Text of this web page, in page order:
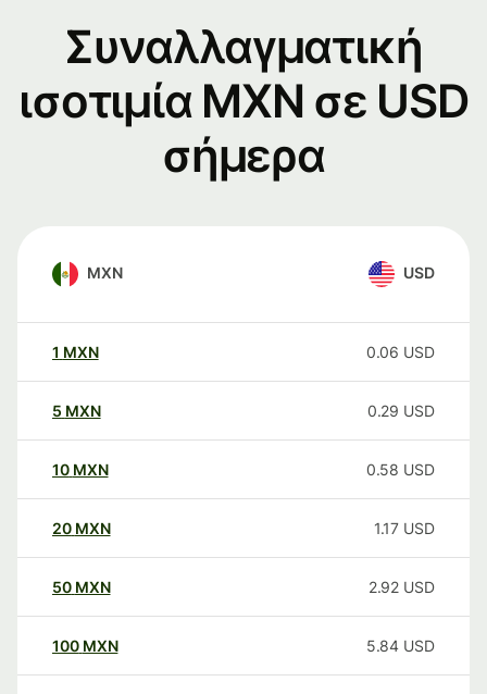
Συναλλαγματική
ισοτιμία MXN σε USD
σήμερα
MXN USD
1 MXN 0.06 USD
5 MXN 0.29 USD
10 MXN 0.58 USD
20 MXN 1.17 USD
50 MXN 2.92 USD
100 MXN 5.84 USD